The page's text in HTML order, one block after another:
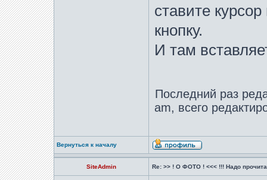
ставите
кнопку.
И там
Последний раз
am, всего
Вернуться к началу
SiteAdmin Re: >> ! О ФОТО ! <<< !!! Надо